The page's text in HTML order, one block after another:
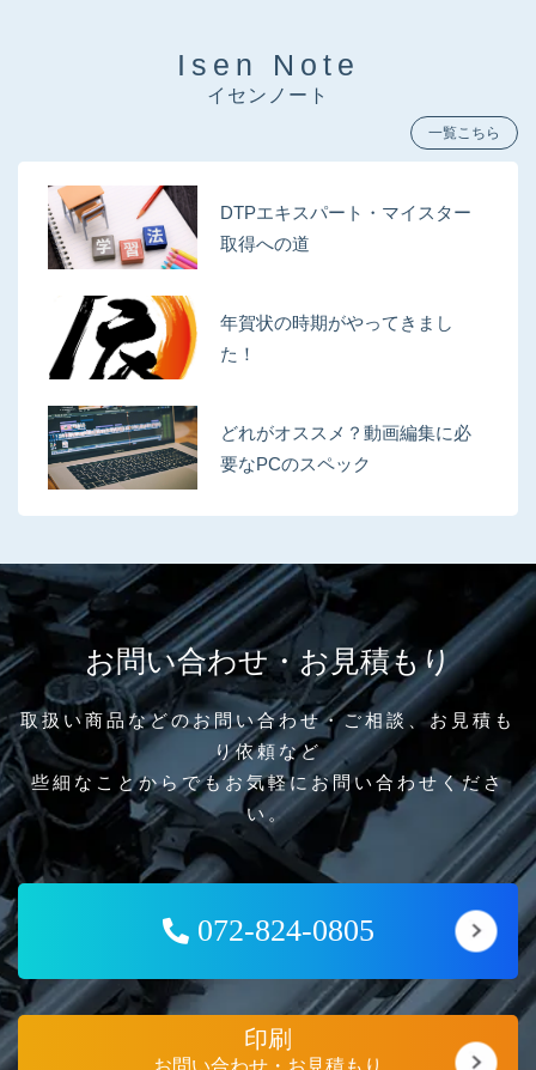
Isen Note
イセンノート
一覧こちら
DTPエキスパート・マイスター
取得への道
年賀状の時期がやってきまし
た！
どれがオススメ？動画編集に必
要なPCのスペック
お問い合わせ・お見積もり
取扱い商品などのお問い合わせ・ご相談、お見積も
り依頼など
些細なことからでもお気軽にお問い合わせくださ
い。
072-824-0805
印刷
お問い合わせ・お見積もり